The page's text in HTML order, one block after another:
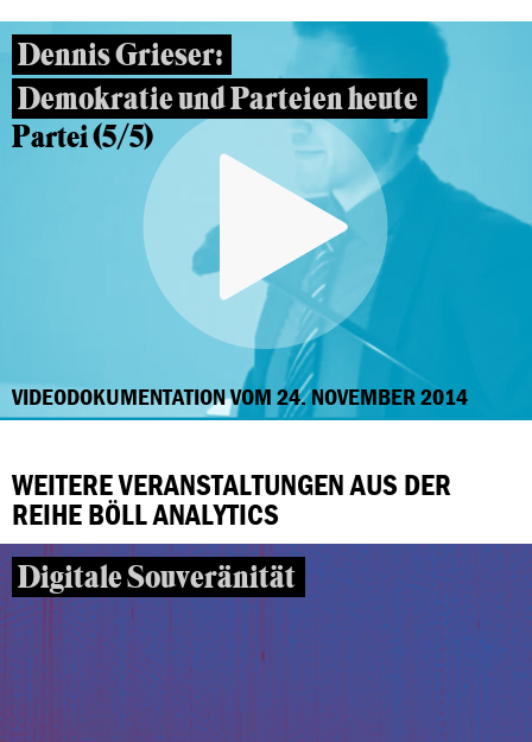
Dennis Grieser:
Demokratie und Parteien heute
Partei (5/5)
VIDEODOKUMENTATION VOM 24. NOVEMBER 2014
WEITERE VERANSTALTUNGEN AUS DER
REIHE BÖLL ANALYTICS
Digitale Souveränität